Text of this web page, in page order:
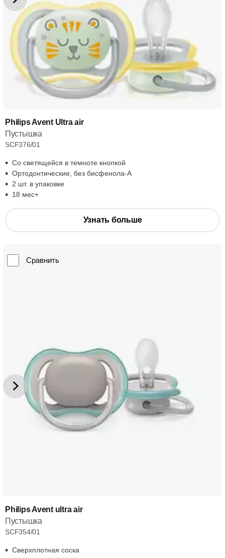
Philips Avent Ultra air
Пустышка
SCF376/01
Со светящейся в темноте кнопкой
Ортодонтические, без бисфенола-А
2 шт. в упаковке
18 мес+
Узнать больше
Сравнить
Philips Avent ultra air
Пустышка
SCF354/01
Сверхплотная соска